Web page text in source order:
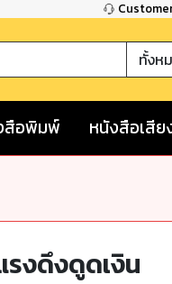
ทั้งห
สือพิมพ์ หนังสือเสีย
รงดึงดูดเงิน